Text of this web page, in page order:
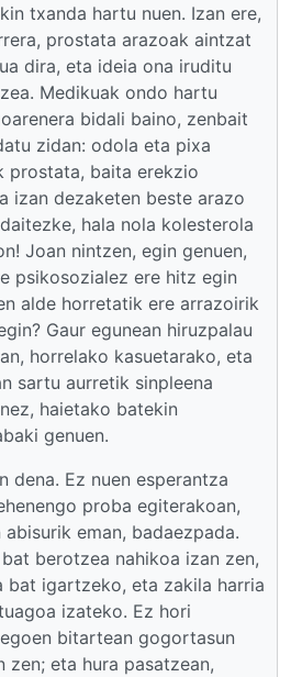
txanda hartu nuen. Izan ere,
prostata arazoak aintzat
dira, eta ideia ona iruditu
Medikuak ondo hartu
bidali baino, zenbait
zidan: odola eta pixa
prostata, baita erekzio
izan dezaketen beste arazo
hala nola kolesterola
Joan nintzen, egin genuen,
psikosozialez ere hitz egin
alde horretatik ere arrazoirik
Gaur egunean hiruzpalau
horrelako kasuetarako, eta
sartu aurretik sinpleena
haietako batekin
genuen.
dena. Ez nuen esperantza
proba egiterakoan,
eman, badaezpada.
berotzea nahikoa izan zen,
bat igartzeko, eta zakila harria
izateko. Ez hori
bitartean gogortasun
zen; eta hura pasatzean,